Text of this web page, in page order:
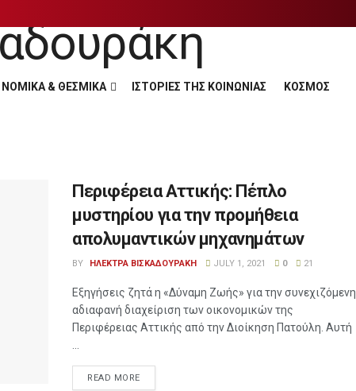
ΝΟΜΙΚΑ & ΘΕΣΜΙΚΑ ΙΣΤΟΡΙΕΣ ΤΗΣ ΚΟΙΝΩΝΙΑΣ ΚΟΣΜΟΣ
Περιφέρεια Αττικής: Πέπλο
μυστηρίου για την προμήθεια
απολυμαντικών μηχανημάτων
BY ΗΛΕΚΤΡΑ ΒΙΣΚΑΔΟΥΡΑΚΗ JULY 1, 2021 0 21
Εξηγήσεις ζητά η «Δύναμη Ζωής» για την συνεχιζόμενη
αδιαφανή διαχείριση των οικονομικών της
Περιφέρειας Αττικής από την Διοίκηση Πατούλη. Αυτή
READ MORE